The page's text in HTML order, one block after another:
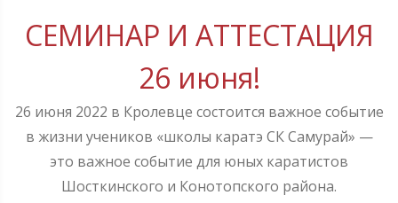
СЕМИНАР И АТТЕСТАЦИЯ
26 июня!
26 июня 2022 в Кролевце состоится важное событие
в жизни учеников «школы каратэ СК Самурай» —
это важное событие для юных каратистов
Шосткинского и Конотопского района.